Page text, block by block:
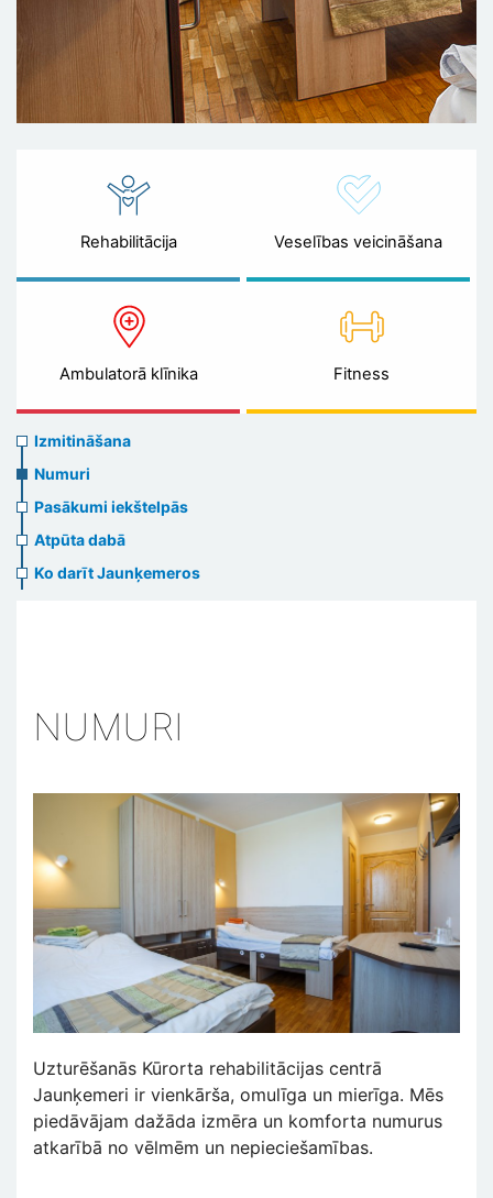
Rehabilitācija Veselības veicināšana
Ambulatorā klīnika Fitness
Accommodation
Izmitināšana
Numuri
Pasākumi iekštelpās
Atpūta dabā
Ko darīt Jaunķemeros
NUMURI
Uzturēšanās Kūrorta rehabilitācijas centrā
Jaunķemeri ir vienkārša, omulīga un mierīga. Mēs
piedāvājam dažāda izmēra un komforta numurus
atkarībā no vēlmēm un nepieciešamības.